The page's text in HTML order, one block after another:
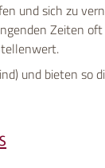
und sich zu
Zeiten
und bieten so